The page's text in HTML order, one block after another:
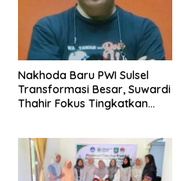
Nakhoda Baru PWI Sulsel
Transformasi Besar, Suwardi
Thahir Fokus Tingkatkan